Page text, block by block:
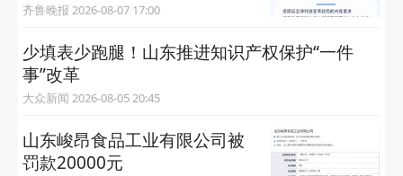
齐鲁晚报 2026-08-07 17:00
少填表少跑腿！山东推进知识产权保护“一件
事”改革
大众新闻 2026-08-05 20:45
山东峻昂食品工业有限公司被
罚款20000元